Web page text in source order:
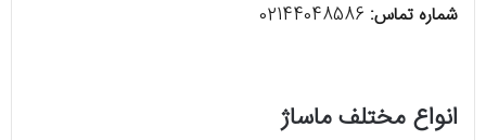
شماره تماس: 02144048586
انواع مختلف ماساژ